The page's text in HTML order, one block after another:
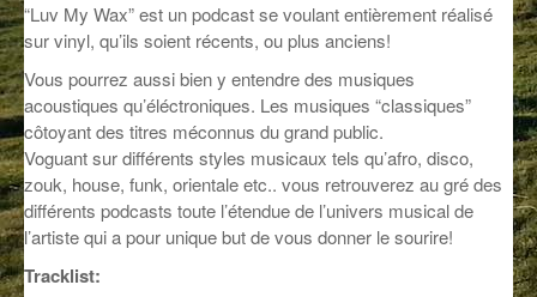
LA SOUTERRAINE
NOS ANCIENS
SONORIK
THEME FORCE
“Luv My Wax” est un podcast se voulant entièrement réalisé
sur vinyl, qu’ils soient récents, ou plus anciens!
Vous pourrez aussi bien y entendre des musiques
acoustiques qu’éléctroniques. Les musiques “classiques”
côtoyant des titres méconnus du grand public.
Voguant sur différents styles musicaux tels qu’afro, disco,
zouk, house, funk, orientale etc.. vous retrouverez au gré des
différents podcasts toute l’étendue de l’univers musical de
l’artiste qui a pour unique but de vous donner le sourire!
Tracklist: